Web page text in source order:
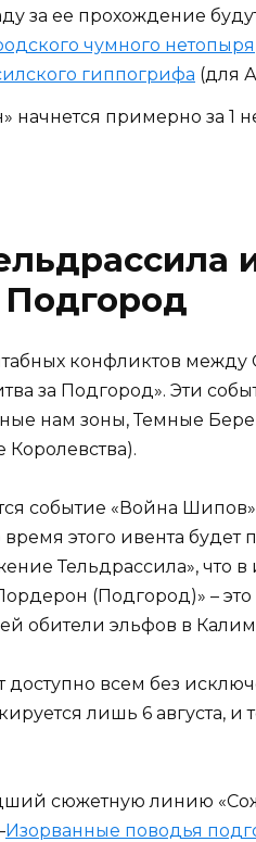
за ее прохождение
чумного нетопыря
гиппогрифа (для
начнется примерно за 1
Подгород
конфликтов
за Подгород». Эти
нам зоны, Темные
событие «Война
этого ивента будет
Тельдрассила», что в
(Подгород)» –
обители эльфов в
всем без
лишь 6 августа, и
сюжетную линию
Изорванные поводья